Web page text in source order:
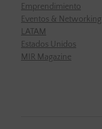
Emprendimiento
Eventos & Networking
LATAM
Estados Unidos
MIR Magazine